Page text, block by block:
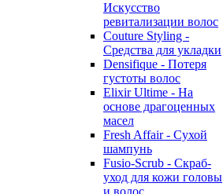
Искусство
ревитализации волос
Couture Styling -
Средства для укладки
Densifique - Потеря
густоты волос
Elixir Ultime - На
основе драгоценных
масел
Fresh Affair - Сухой
шампунь
Fusio-Scrub - Скраб-
уход для кожи головы
и волос